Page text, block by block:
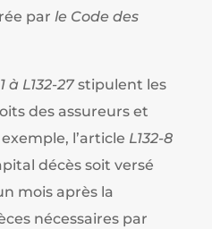
parle Code des
à L132-27stipulent les
des assureurs et
l’article L132-8
décès soit versé
mois après la
nécessaires par